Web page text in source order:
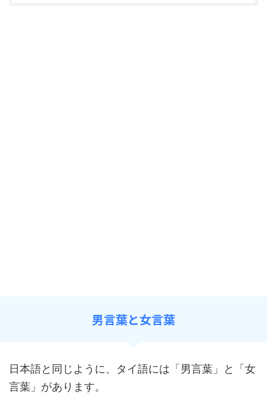
男言葉と女言葉
日本語と同じように、タイ語には「男言葉」と「女
言葉」があります。